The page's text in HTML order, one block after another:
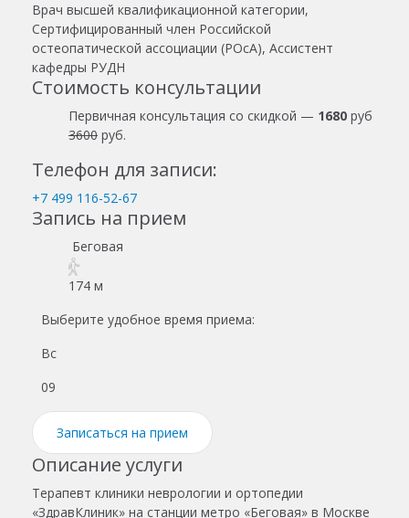
Врач высшей квалификационной категории,
Сертифицированный член Российской
остеопатической ассоциации (РОсА), Ассистент
кафедры РУДН
Стоимость консультации
Первичная консультация со скидкой — 1680 руб
3600 руб.
Телефон для записи:
+7 499 116-52-67
Запись на прием
Беговая
174 м
Выберите удобное время приема:
Вс
09
Записаться на прием
Описание услуги
Терапевт клиники неврологии и ортопедии
«ЗдравКлиник» на станции метро «Беговая» в Москве